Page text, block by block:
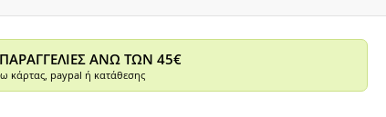
ΑΝΩ ΤΩΝ 45€
κάρτας, paypal ή κατάθεσης